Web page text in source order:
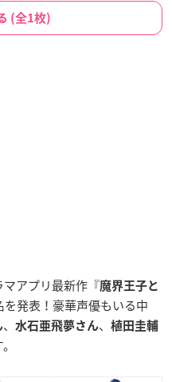
(全1枚)
アプリ最新作『魔界王子と
を発表！豪華声優もいる中
、 水石亜飛夢さん、
植田圭輔